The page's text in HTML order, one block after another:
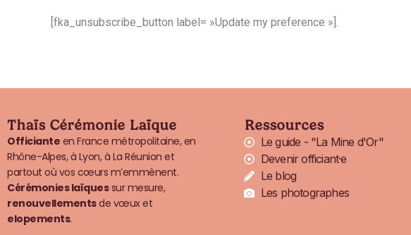
[fka_unsubscribe_button label= »Update my preference »].
Thaïs Cérémonie Laïque
Officiante en France métropolitaine, en
Rhône-Alpes, à Lyon, à La Réunion et
partout où vos cœurs m’emmènent.
Cérémonies laïquessur mesure,
renouvellementsde vœux et
elopements.
Ressources
Le guide - "La Mine d'Or"
Devenir officiant·e
Le blog
Les photographes